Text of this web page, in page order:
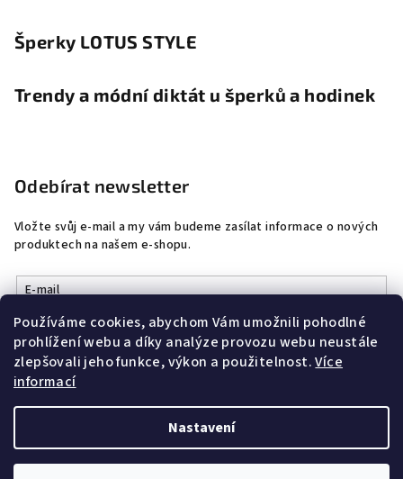
Používáme cookies, abychom Vám umožnili pohodlné
prohlížení webu a díky analýze provozu webu neustále
zlepšovali jeho funkce, výkon a použitelnost.Více
informací
Nastavení
Šperky LOTUS STYLE
Trendy a módní diktát u šperků a hodinek
Odebírat newsletter
Vložte svůj e-mail a my vám budeme zasílat informace o nových
produktech na našem e-shopu.
E-mail
Vložením e-mailu souhlasíte spodmínkami ochrany osobních
údajů
Přihlásit se